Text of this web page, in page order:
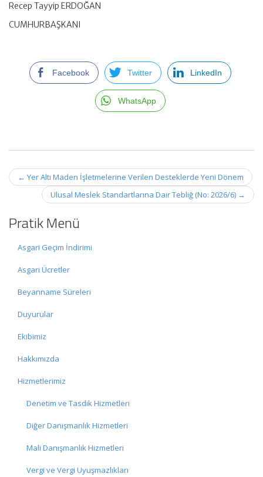
Recep Tayyip ERDOĞAN
CUMHURBAŞKANI
Facebook Twitter LinkedIn
WhatsApp
Post
navigation
← Yer Altı Maden İşletmelerine Verilen Desteklerde Yeni Dönem
Ulusal Meslek Standartlarına Dair Tebliğ (No: 2026/6) →
Pratik Menü
Asgari Geçim İndirimi
Asgari Ücretler
Beyanname Süreleri
Duyurular
Ekibimiz
Hakkımızda
Hizmetlerimiz
Denetim ve Tasdik Hizmetleri
Diğer Danışmanlık Hizmetleri
Mali Danışmanlık Hizmetleri
Vergi ve Vergi Uyuşmazlıkları